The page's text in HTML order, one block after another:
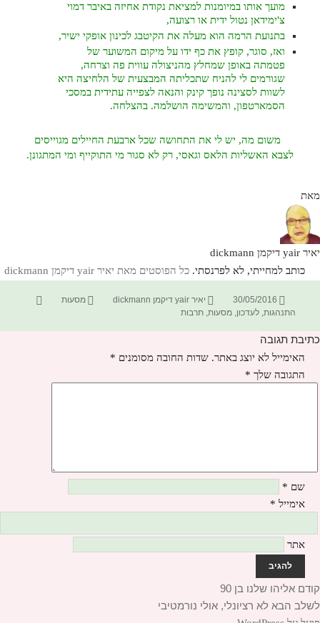
מועך אותו במיומנות למציאת נקודת אחיזה באיבר דמוי
צ'ימידאן נטול ידית או רצועה,
בתנועת הרמה הוא מעלה את הקיטבג לכינון אופקי ישיר,
ואז, סוגר, קופץ את כף ידו על מיקום המשוער של
פטמתה באופן שמחלץ מהניצולה עווית פה וצרחה,
שגורמים לי להניח שתכליתה המבצעית של הלחיצה היא
לשוות לסצינה נופך קינק והנאה לצפייה עתידית במסכי
הסמארטפון, והמשימה הושלמה. בהצלחה.
משום מה, יש לי את התחושה שכל ארבעת החיילים מגוייסים
לצבא האשליות הלאס וגאסי, רק לא סגור מי התוקייף ומי המתגונן.
מאת
יאיר yair דיקמן dickmann
כותב למחייתי, לא לפרנסתי. כל הפוסטים מאת יאיר yair דיקמן dickmann‏
פורסם
בתאריך
30/05/2016 מחבר
יאיר yair דיקמן dickmann קטגוריות
מסעות
התנהגות ,לעדכון ,מסעות ,תרבות
כתיבת תגובה
האימייל לא יוצג באתר. שדות החובה מסומנים *
התגובה שלך *
שם *
אימייל *
אתר
ניווט
קודם הפוסט
הקודם:
אליהו שלנו בן 90
לשלב הבא הפוסט
לא רציונלי, אולי נורמטיבי